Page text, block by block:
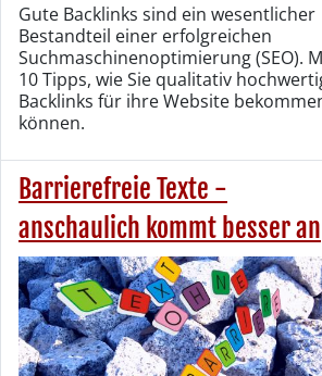
Gute Backlinks sind ein wesentlicher
Bestandteil einer erfolgreichen
Suchmaschinenoptimierung (SEO).
10 Tipps, wie Sie qualitativ
Backlinks für ihre Website
können.
Barrierefreie Texte -
anschaulich kommt besser an